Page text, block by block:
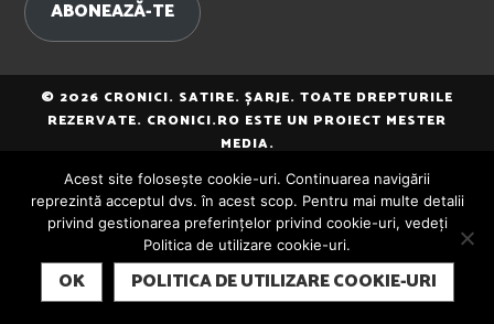
ABONEAZĂ-TE
© 2026 CRONICI. SATIRE. ȘARJE. TOATE DREPTURILE
REZERVATE. CRONICI.RO ESTE UN PROIECT MESTER
MEDIA.
SUBSCRIBE
Acest site folosește cookie-uri. Continuarea navigării
reprezintă acceptul dvs. în acest scop. Pentru mai multe detalii
privind gestionarea preferințelor privind cookie-uri, vedeți
Politica de utilizare cookie-uri.
OK POLITICA DE UTILIZARE COOKIE-URI